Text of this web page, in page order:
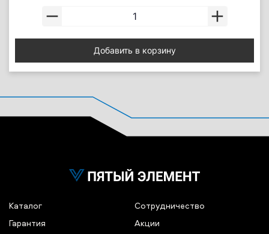
Добавить в корзину
Каталог
Гарантия
Сотрудничество
Акции